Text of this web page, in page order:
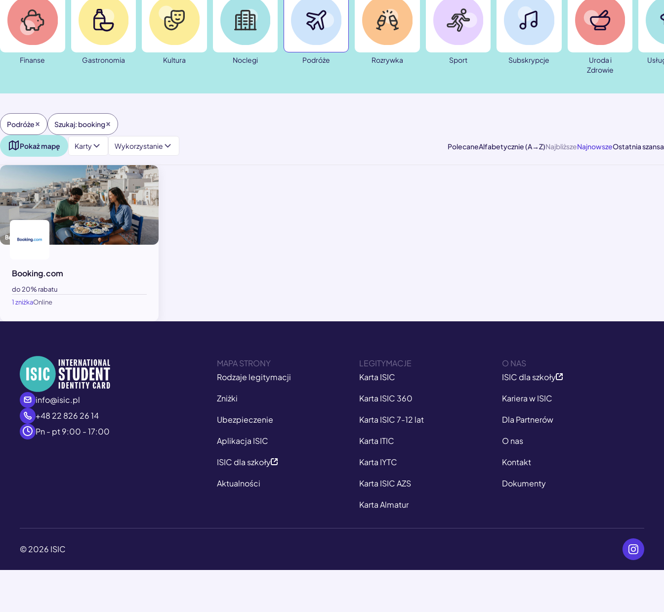
Finanse Gastronomia Kultura Noclegi Podróże Rozrywka Sport Subskrypcje
Uroda i
Zdrowie
Podróże Szukaj: booking
Pokaż mapę Karty Wykorzystanie PolecaneAlfabetycznie (A→Z)NajbliższeNajnowszeOstatnia szansa
Booking.com
do 20% rabatu
1 zniżkaOnline
info@isic.pl
+48 22 826 26 14
Pn - pt 9:00 - 17:00
MAPA STRONY
Rodzaje legitymacji
Zniżki
Ubezpieczenie
Aplikacja ISIC
ISIC dla szkoły
Aktualności
O NAS
ISIC dla szkoły
Kariera w ISIC
Dla Partnerów
O nas
Kontakt
Dokumenty
LEGITYMACJE
Karta ISIC
Karta ISIC 360
Karta ISIC 7-12 lat
Karta ITIC
Karta IYTC
Karta ISIC AZS
Karta Almatur
© 2026 ISIC